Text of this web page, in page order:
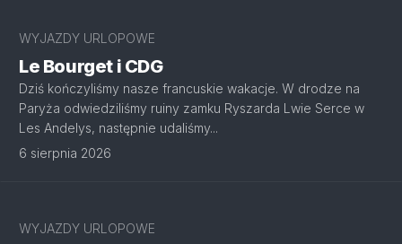
WYJAZDY URLOPOWE
Le Bourget i CDG
Dziś kończyliśmy nasze francuskie wakacje. W drodze na
Paryża odwiedziliśmy ruiny zamku Ryszarda Lwie Serce w
Les Andelys, następnie udaliśmy...
6 sierpnia 2026
WYJAZDY URLOPOWE